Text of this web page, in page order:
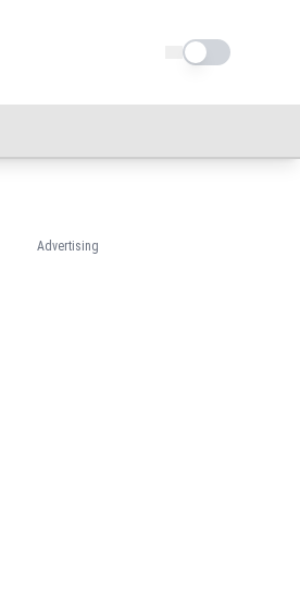
Schimba tema
Advertising